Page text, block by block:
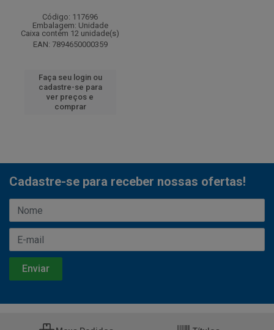
Código: 117696
Embalagem: Unidade
Caixa contém 12 unidade(s)
EAN: 7894650000359
Faça seu login ou
cadastre-se para
ver preços e
comprar
Cadastre-se para receber nossas ofertas!